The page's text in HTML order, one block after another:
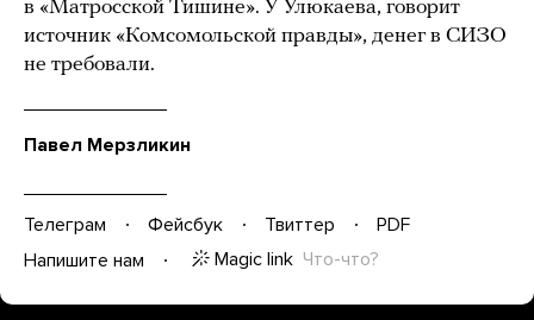
в «Матросской Тишине». У Улюкаева, говорит
источник «Комсомольской правды», денег в СИЗО
не требовали.
Павел Мерзликин
Телеграм Фейсбук Твиттер
PDF
Напишите нам
Magic link Что-что?